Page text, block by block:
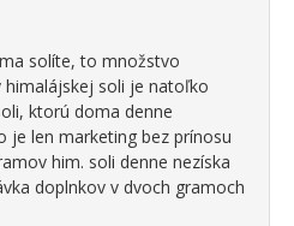
solíte, to množstvo
himalájskej soli je natoľko
ktorú doma denne
je len marketing bez prínosu
him. soli denne nezíska
doplnkov v dvoch gramoch